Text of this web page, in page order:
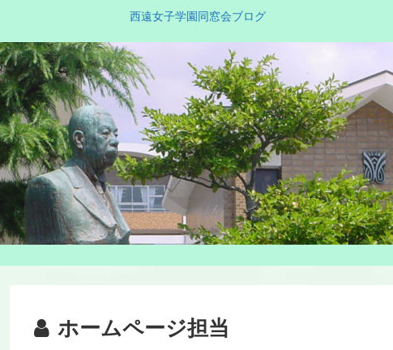
西遠女子学園同窓会ブログ
ホームページ担当